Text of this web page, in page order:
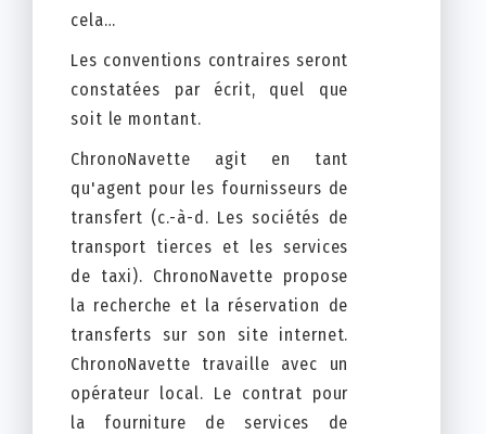
cela…
Les conventions contraires seront
constatées par écrit, quel que
soit le montant.
ChronoNavette agit en tant
qu'agent pour les fournisseurs de
transfert (c.-à-d. Les sociétés de
transport tierces et les services
de taxi). ChronoNavette propose
la recherche et la réservation de
transferts sur son site internet.
ChronoNavette travaille avec un
opérateur local. Le contrat pour
la fourniture de services de